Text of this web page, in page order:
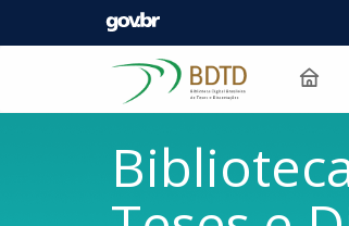
Pular para o conteúdo